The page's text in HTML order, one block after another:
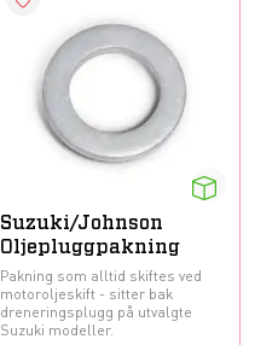
Suzuki/Johnson
Oljepluggpakning
Pakning som alltid skiftes ved
motoroljeskift - sitter bak
dreneringsplugg på utvalgte
Suzuki modeller.